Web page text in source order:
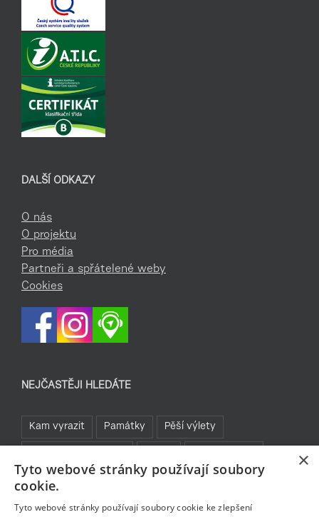
DALŠÍ ODKAZY
O nás
O projektu
Pro média
Partneři a spřátelené weby
Cookies
NEJČASTĚJI HLEDÁTE
Kam vyrazit Památky Pěší výlety
Sklo a bižuterie Jablonecká přehrada Rozhledny
Bavte se v Jablonci
×
Tyto webové stránky používají soubory
cookie.
Tyto webové stránky používají soubory cookie ke zlepšení